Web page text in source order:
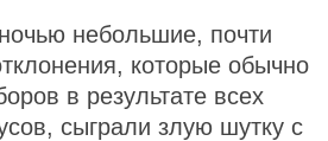
небольшие, почти
которые обычно
в результате всех
сыграли злую шутку с